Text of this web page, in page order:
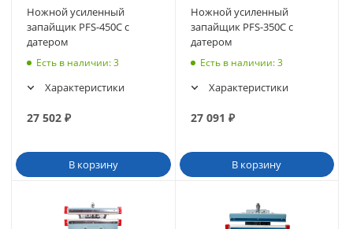
Ножной усиленный
запайщик PFS-450С с
датером
Есть в наличии: 3
Характеристики
27 502 ₽
В корзину
Ножной усиленный
запайщик PFS-350C с
датером
Есть в наличии: 3
Характеристики
27 091 ₽
В корзину